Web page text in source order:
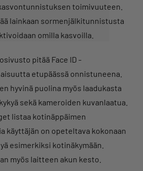
toimivuuteen.
lainkaan sormenjälkitunnistusta
omilla kasvoilla.
pitää Face ID -
etupäässä onnistuneena.
hyvinä puolina myös laadukasta
sekä kameroiden kuvanlaatua.
listaa kotinäppäimen
käyttäjän on opeteltava kokonaan
esimerkiksi kotinäkymään.
myös laitteen akun kesto.